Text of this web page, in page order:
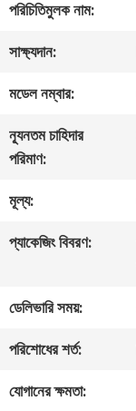
আমাদের
সম্পর্কে
কারখানা
মান
যোগাযোগ
করুন
পরিচিতিমুলক নাম:
সাক্ষ্যদান:
মডেল নম্বার:
ন্যূনতম চাহিদার
পরিমাণ:
মূল্য:
প্যাকেজিং বিবরণ:
ডেলিভারি সময়:
পরিশোধের শর্ত:
যোগানের ক্ষমতা: